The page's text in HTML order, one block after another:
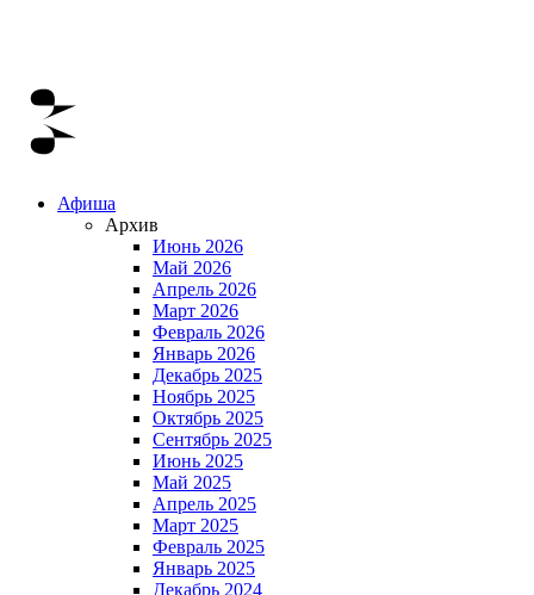
Афиша
Архив
Июнь 2026
Май 2026
Апрель 2026
Март 2026
Февраль 2026
Январь 2026
Декабрь 2025
Ноябрь 2025
Октябрь 2025
Сентябрь 2025
Июнь 2025
Май 2025
Апрель 2025
Март 2025
Февраль 2025
Январь 2025
Декабрь 2024